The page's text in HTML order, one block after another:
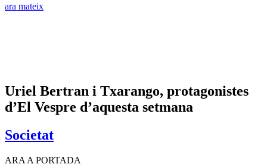
ara mateix
Uriel Bertran i Txarango, protagonistes
d’El Vespre d’aquesta setmana
Societat
ARA A PORTADA